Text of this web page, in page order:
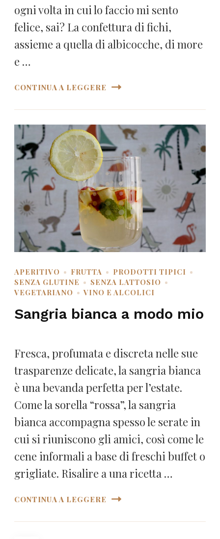
ogni volta in cui lo faccio mi sento
felice, sai? La confettura di fichi,
assieme a quella di albicocche, di more
e …
CONTINUA A LEGGERE
APERITIVO FRUTTA
PRODOTTI TIPICI
SENZA GLUTINE
SENZA LATTOSIO
VEGETARIANO
VINO E ALCOLICI
Sangria bianca a modo mio
Fresca, profumata e discreta nelle sue
trasparenze delicate, la sangria bianca
è una bevanda perfetta per l’estate.
Come la sorella “rossa”, la sangria
bianca accompagna spesso le serate in
cui si riuniscono gli amici, così come le
cene informali a base di freschi buffet o
grigliate. Risalire a una ricetta …
CONTINUA A LEGGERE